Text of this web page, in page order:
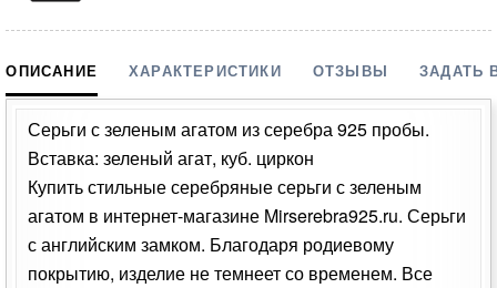
ОПИСАНИЕ ХАРАКТЕРИСТИКИ ОТЗЫВЫ ЗАДАТЬ
Серьги с зеленым агатом из серебра 925 пробы.
Вставка: зеленый агат, куб. циркон
Купить стильные серебряные серьги с зеленым
агатом в интернет-магазине Mirserebra925.ru. Серьги
с английским замком. Благодаря родиевому
покрытию, изделие не темнеет со временем. Все